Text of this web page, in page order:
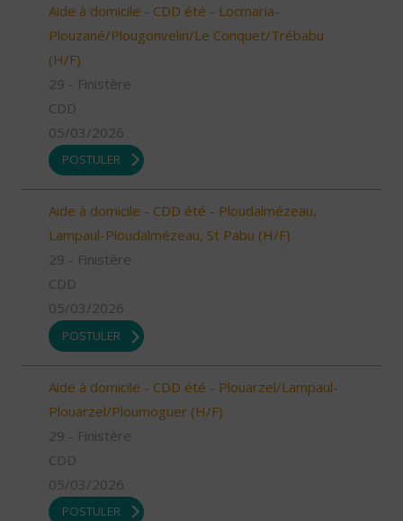
Aide à domicile - CDD été - Locmaria-
Plouzané/Plougonvelin/Le Conquet/Trébabu
(H/F)
29 - Finistère
CDD
05/03/2026
POSTULER
Aide à domicile - CDD été - Ploudalmézeau,
Lampaul-Ploudalmézeau, St Pabu (H/F)
29 - Finistère
CDD
05/03/2026
POSTULER
Aide à domicile - CDD été - Plouarzel/Lampaul-
Plouarzel/Ploumoguer (H/F)
29 - Finistère
CDD
05/03/2026
POSTULER